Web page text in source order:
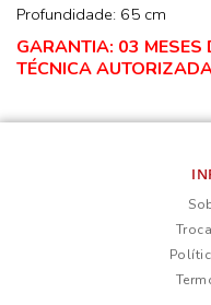
Profundidade: 65 cm
GARANTIA: 03 MESES
TÉCNICA